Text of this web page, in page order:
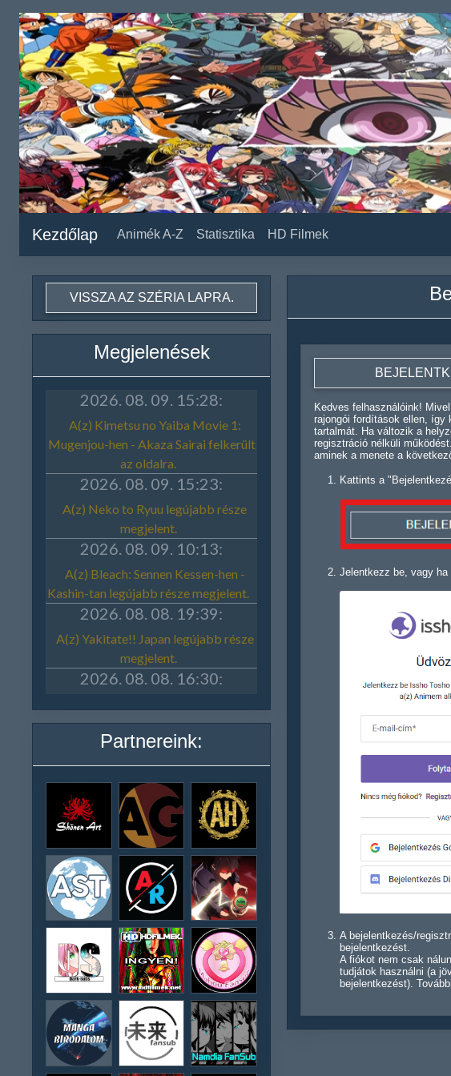
Kezdőlap Animék A-Z Statisztika HD Filmek
VISSZA AZ SZÉRIA LAPRA.
Megjelenések
Partnereink:
Kedves felhasználóink!
rajongói fordítások ellen, így
tartalmát. Ha változik a
regisztráció nélküli
aminek a menete a
Kattints a
Jelentkezz be, vagy
A bejelentkezés/
bejelentkezést.
A fiókot nem csak
tudjátok használni (a
bejelentkezést).